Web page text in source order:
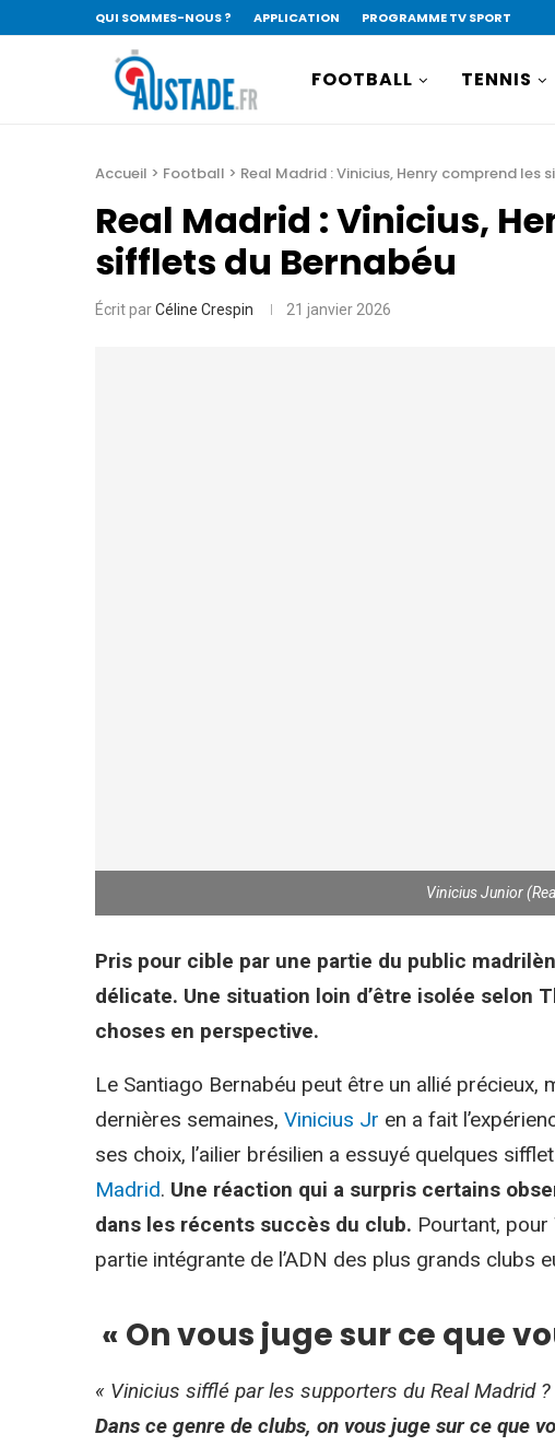
QUI SOMMES-NOUS ? APPLICATION PROGRAMME TV SPORT
FOOTBALL TENNIS
Accueil > Football > Real Madrid : Vinicius, Henry comprend les
Real Madrid : Vinicius,
sifflets du Bernabéu
Écrit parCéline Crespin 21 janvier 2026
Vinicius Junior
Pris pour cible par une partie du public
délicate. Une situation loin d’être isolée selon
choses en perspective.
Le Santiago Bernabéu peut être un allié précieux,
dernières semaines, Vinicius Jr en a fait
ses choix, l’ailier brésilien a essuyé quelques
Madrid. Une réaction qui a surpris certains
dans les récents succès du club. Pourtant,
partie intégrante de l’ADN des plus grands clubs
« On vous juge sur ce que
« Vinicius sifflé par les supporters du Real Madrid
Dans ce genre de clubs, on vous juge sur ce que